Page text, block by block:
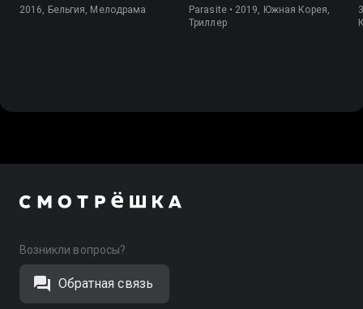
2016, Бельгия, Мелодрама
Parasite • 2019, Южная Корея,
Триллер
Возникли вопросы?
Обратная связь